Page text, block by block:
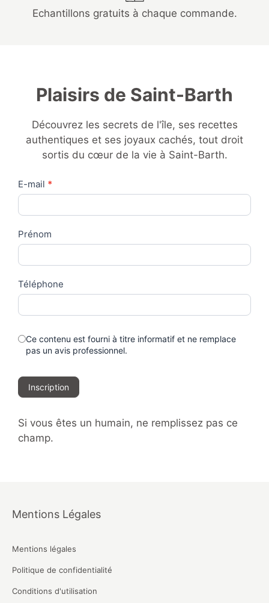
Echantillons gratuits à chaque commande.
Plaisirs de Saint-Barth
Découvrez les secrets de l'île, ses recettes
authentiques et ses joyaux cachés, tout droit
sortis du cœur de la vie à Saint-Barth.
Contact
Us
E-mail *
Prénom
Téléphone
Ce contenu est fourni à titre informatif et ne remplace
pas un avis professionnel.
Inscription
Si vous êtes un humain, ne remplissez pas ce
champ.
Mentions Légales
Mentions légales
Politique de confidentialité
Conditions d'utilisation